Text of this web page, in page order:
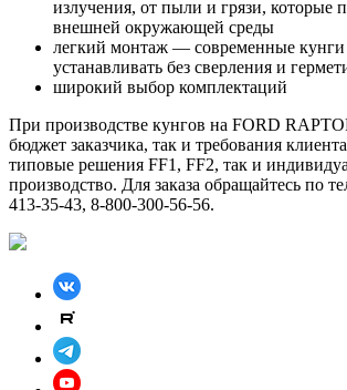
излучения, от пыли и грязи, которые
внешней окружающей среды
легкий монтаж — современные
устанавливать без сверления и
широкий выбор комплектаций
При производстве кунгов на FORD
бюджет заказчика, так и требования
типовые решения FF1, FF2, так и
производство. Для заказа обращайтесь по
413-35-43, 8-800-300-56-56.